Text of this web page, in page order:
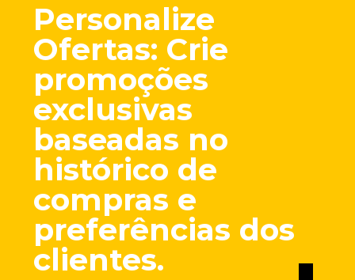
Personalize
Ofertas: Crie
promoções
exclusivas
baseadas no
histórico de
compras e
preferências dos
clientes.